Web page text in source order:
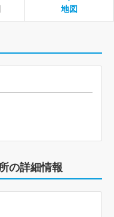
地図
の詳細情報